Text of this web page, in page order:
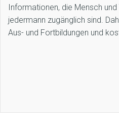
Informationen, die Mensch
jedermann zugänglich sind.
Aus- und Fortbildungen und